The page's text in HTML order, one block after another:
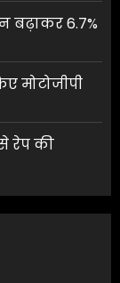
बढ़ाकर 6.7%
मोटोजीपी
रेप की